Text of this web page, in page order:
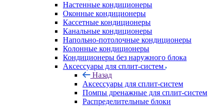
Настенные кондиционеры
Оконные кондиционеры
Кассетные кондиционеры
Канальные кондиционеры
Напольно-потолочные кондиционеры
Колонные кондиционеры
Кондиционеры без наружного блока
Аксессуары для сплит-систем
Назад
Аксессуары для сплит-систем
Помпы дренажные для сплит-систем
Распределительные блоки